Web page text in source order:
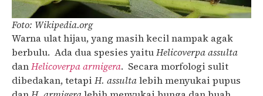
Foto: Wikipedia.org
Warna ulat hijau, yang masih kecil nampak agak
berbulu. Ada dua spesies yaituHelicoverpa assulta
danHelicoverpa armigera. Secara morfologi sulit
dibedakan, tetapi H. assultalebih menyukai pupus